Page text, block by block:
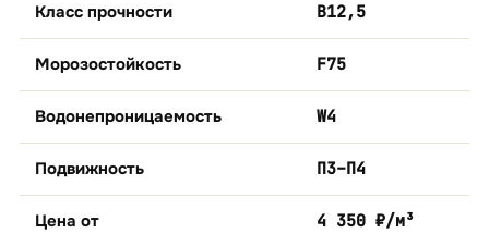
Класс прочности B12,5
Морозостойкость F75
Водонепроницаемость W4
Подвижность П3–П4
Цена от 4 350 ₽/м³